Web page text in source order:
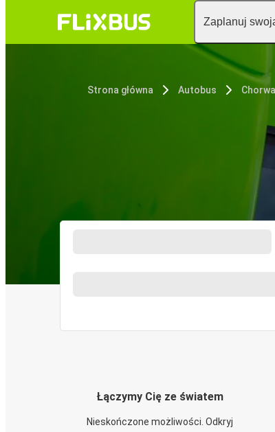
Zaplanuj
Strona główna Autobus
Łączymy Cię ze światem
Nieskończone możliwości. Odkryj